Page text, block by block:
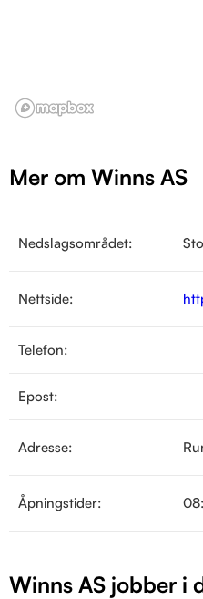
Mer om Winns AS
Nedslagsområdet:
Nettside:
Telefon:
Epost:
Adresse:
Åpningstider:
Winns AS jobber i